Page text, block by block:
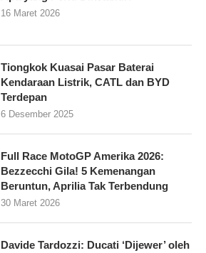
16 Maret 2026
Tiongkok Kuasai Pasar Baterai
Kendaraan Listrik, CATL dan BYD
Terdepan
6 Desember 2025
Full Race MotoGP Amerika 2026:
Bezzecchi Gila! 5 Kemenangan
Beruntun, Aprilia Tak Terbendung
30 Maret 2026
Davide Tardozzi: Ducati ‘Dijewer’ oleh